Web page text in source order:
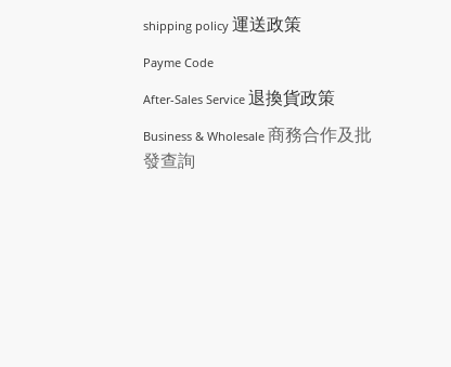
shipping policy 運送政策
Payme Code
After-Sales Service 退換貨政策
Business & Wholesale 商務合作及批
發查詢